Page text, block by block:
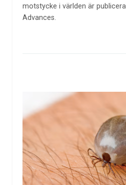
motstycke i världen är
Advances.